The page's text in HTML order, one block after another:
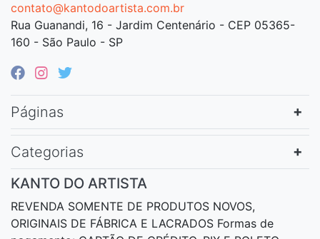
contato@kantodoartista.com.br
Rua Guanandi, 16 - Jardim Centenário - CEP 05365-
160 - São Paulo - SP
Páginas
Categorias
KANTO DO ARTISTA
REVENDA SOMENTE DE PRODUTOS NOVOS,
ORIGINAIS DE FÁBRICA E LACRADOS Formas de